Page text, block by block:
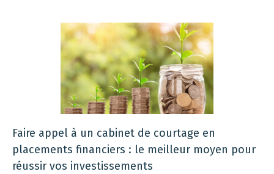
Faire appel à un cabinet de courtage en
placements financiers : le meilleur moyen pour
réussir vos investissements